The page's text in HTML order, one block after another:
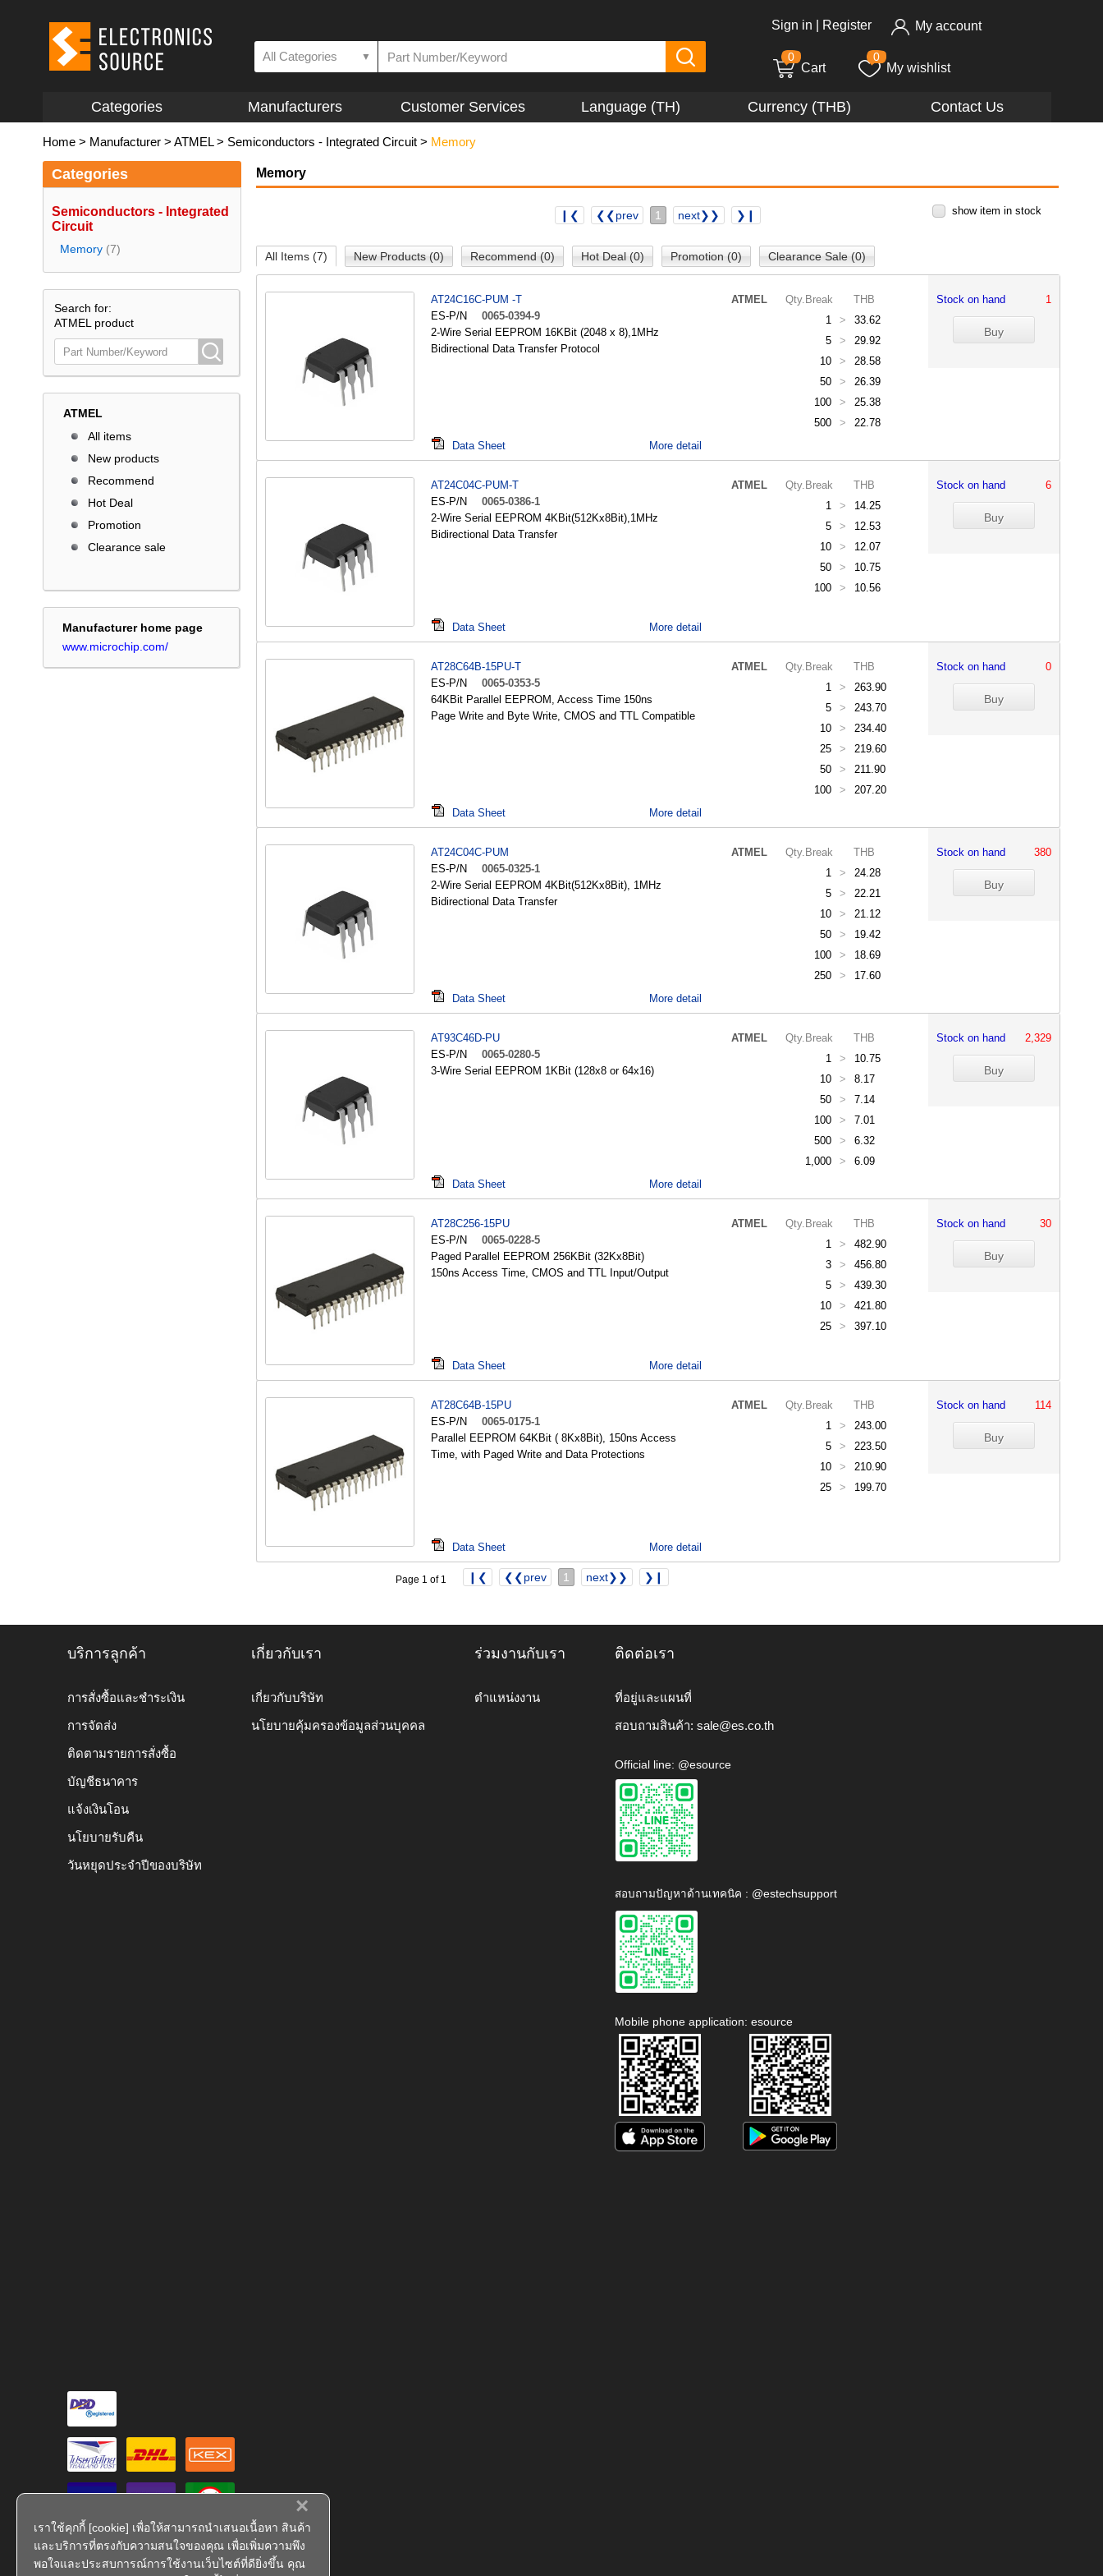
×
เราใช้คุกกี้ [cookie] เพื่อให้สามารถนำเสนอเนื้อหา สินค้า
และบริการที่ตรงกับความสนใจของคุณ เพื่อเพิ่มความพึง
พอใจและประสบการณ์การใช้งานเว็บไซต์ที่ดียิ่งขึ้น คุณ
All Categories ▼
Sign in Register My account
0
Cart
0
My wishlist
Categories Manufacturers Customer Services Language (TH) Currency (THB) Contact Us
Home > Manufacturer > ATMEL> Semiconductors - Integrated Circuit > Memory
Categories
Semiconductors - Integrated
Circuit
Memory (7)
Search for:
ATMEL product
ATMEL
All items
New products
Recommend
Hot Deal
Promotion
Clearance sale
Manufacturer home page
www.microchip.com/
Memory
❙❮ ❮❮prev 1 next❯❯ ❯❙ show item in stock
All Items (7) New Products (0) Recommend (0) Hot Deal (0) Promotion (0) Clearance Sale (0)
AT24C16C-PUM -T
ATMEL
ES-P/N
0065-0394-9
2-Wire Serial EEPROM 16KBit (2048 x 8),1MHz
Bidirectional Data Transfer Protocol
Qty.Break
THB
1
>
33.62
5
>
29.92
10
>
28.58
50
>
26.39
100
>
25.38
500
> 22.78
Stock on hand 1
Data Sheet More detail
AT24C04C-PUM-T
ATMEL
ES-P/N
0065-0386-1
2-Wire Serial EEPROM 4KBit(512Kx8Bit),1MHz
Bidirectional Data Transfer
Qty.Break
THB
1
>
14.25
5
>
12.53
10
>
12.07
50
>
10.75
100
> 10.56
Stock on hand 6
Data Sheet More detail
AT28C64B-15PU-T
ATMEL
ES-P/N
0065-0353-5
64KBit Parallel EEPROM, Access Time 150ns
Page Write and Byte Write, CMOS and TTL Compatible
Qty.Break
THB
1
>
263.90
5
>
243.70
10
>
234.40
25
>
219.60
50
>
211.90
100
> 207.20
Stock on hand 0
Data Sheet More detail
AT24C04C-PUM
ATMEL
ES-P/N
0065-0325-1
2-Wire Serial EEPROM 4KBit(512Kx8Bit), 1MHz
Bidirectional Data Transfer
Qty.Break
THB
1
>
24.28
5
>
22.21
10
>
21.12
50
>
19.42
100
>
18.69
250
> 17.60
Stock on hand 380
Data Sheet More detail
AT93C46D-PU
ATMEL
ES-P/N
0065-0280-5
3-Wire Serial EEPROM 1KBit (128x8 or 64x16)
Qty.Break
THB
1
>
10.75
10
>
8.17
50
>
7.14
100
>
7.01
500
>
6.32
1,000
> 6.09
Stock on hand 2,329
Data Sheet More detail
AT28C256-15PU
ATMEL
ES-P/N
0065-0228-5
Paged Parallel EEPROM 256KBit (32Kx8Bit)
150ns Access Time, CMOS and TTL Input/Output
Qty.Break
THB
1
>
482.90
3
>
456.80
5
>
439.30
10
>
421.80
25
> 397.10
Stock on hand 30
Data Sheet More detail
AT28C64B-15PU
ATMEL
ES-P/N
0065-0175-1
Parallel EEPROM 64KBit ( 8Kx8Bit), 150ns Access
Time, with Paged Write and Data Protections
Qty.Break
THB
1
>
243.00
5
>
223.50
10
>
210.90
25
> 199.70
Stock on hand 114
Data Sheet More detail
Page 1 of 1 ❙❮ ❮❮prev 1 next❯❯ ❯❙
บริการลูกค้า
การสั่งซื้อและชำระเงิน
การจัดส่ง
ติดตามรายการสั่งซื้อ
บัญชีธนาคาร
แจ้งเงินโอน
นโยบายรับคืน
วันหยุดประจำปีของบริษัท
เกี่ยวกับเรา
เกี่ยวกับบริษัท
นโยบายคุ้มครองข้อมูลส่วนบุคคล
ร่วมงานกับเรา
ตำแหน่งงาน
ติดต่อเรา
ที่อยู่และแผนที่
สอบถามสินค้า: sale@es.co.th
Official line: @esource
สอบถามปัญหาด้านเทคนิค : @estechsupport
Mobile phone application: esource